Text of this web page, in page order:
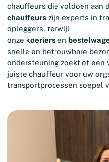
chauffeurs die voldoen aan
chauffeurs zijn experts in
opleggers, terwijl
onze koeriers en
snelle en betrouwbare
ondersteuning zoekt of een
juiste chauffeur voor uw
transportprocessen soepel